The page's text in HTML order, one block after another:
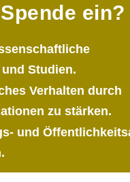
ein?
Studien.
Verhalten durch
zu stärken.
und